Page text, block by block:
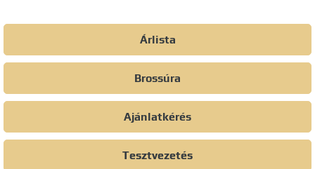
Árlista
Brossúra
Ajánlatkérés
Tesztvezetés